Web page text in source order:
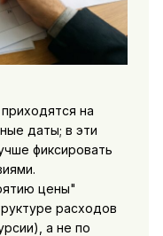
на
даты; в эти
фиксировать
цены"
расходов
а не по